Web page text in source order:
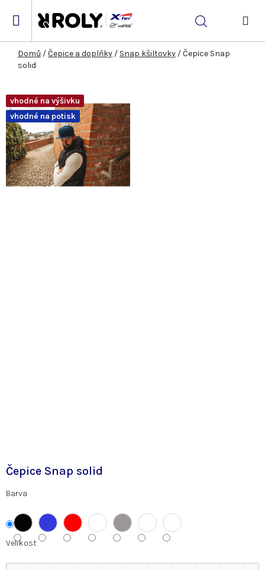
Hledat
Domů /Čepice a doplňky / Snap kšiltovky /Čepice Snap
solid
Čepice Snap solid
Barva
Velikost
vhodné na výšivku
vhodné na potisk